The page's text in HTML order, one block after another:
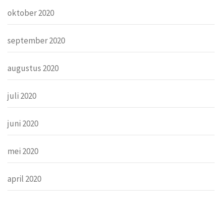
oktober 2020
september 2020
augustus 2020
juli 2020
juni 2020
mei 2020
april 2020